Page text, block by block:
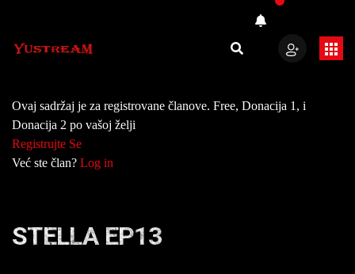
Ovaj sadržaj je za registrovane članove. Free, Donacija 1, i
Donacija 2 po vašoj želji
Registrujte Se
Već ste član? Log in
STELLA EP13